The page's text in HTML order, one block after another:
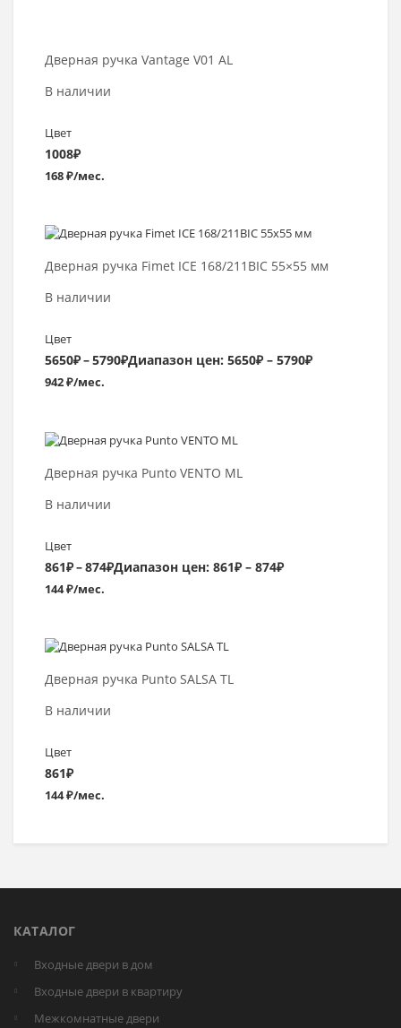
Дверная ручка Vantage V01 AL
В наличии
Цвет
1008₽
168 ₽/мес.
Дверная ручка Fimet ICE 168/211BIC 55×55 мм
В наличии
Цвет
5650₽–5790₽Диапазон цен: 5650₽ – 5790₽
942 ₽/мес.
Выбрать >
Дверная ручка Punto VENTO ML
В наличии
Цвет
861₽–874₽Диапазон цен: 861₽ – 874₽
144 ₽/мес.
Выбрать >
Дверная ручка Punto SALSA TL
В наличии
Цвет
861₽
144 ₽/мес.
Выбрать >
КАТАЛОГ
Входные двери в дом
Входные двери в квартиру
Межкомнатные двери